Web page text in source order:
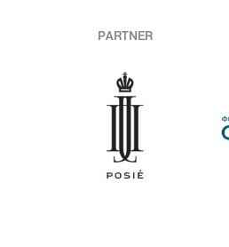
PARTNER